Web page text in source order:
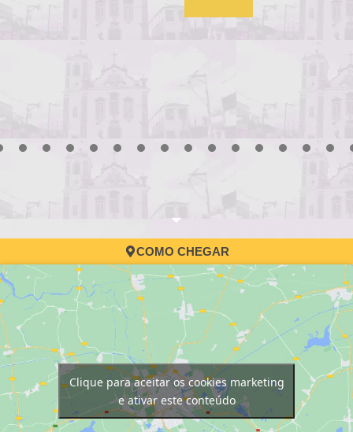
COMO CHEGAR
Clique para aceitar os cookies marketing
e ativar este conteúdo